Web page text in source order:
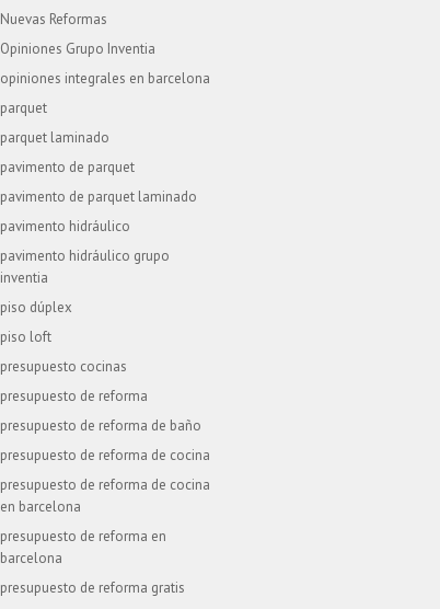
Nuevas Reformas
Opiniones Grupo Inventia
opiniones integrales en barcelona
parquet
parquet laminado
pavimento de parquet
pavimento de parquet laminado
pavimento hidráulico
pavimento hidráulico grupo
inventia
piso dúplex
piso loft
presupuesto cocinas
presupuesto de reforma
presupuesto de reforma de baño
presupuesto de reforma de cocina
presupuesto de reforma de cocina
en barcelona
presupuesto de reforma en
barcelona
presupuesto de reforma gratis